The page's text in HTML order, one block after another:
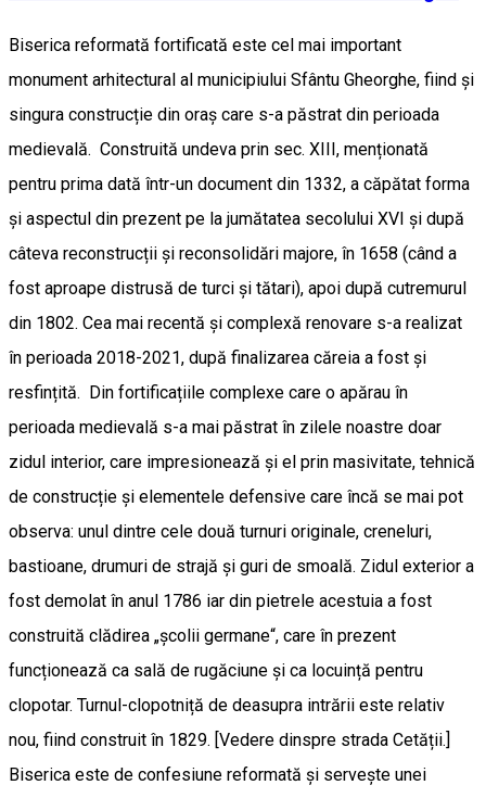
Biserica reformată fortificată este cel mai important
monument arhitectural al municipiului Sfântu Gheorghe, fiind și
singura construcție din oraș care s-a păstrat din perioada
medievală. Construită undeva prin sec. XIII, menționată
pentru prima dată într-un document din 1332, a căpătat forma
și aspectul din prezent pe la jumătatea secolului XVI și după
câteva reconstrucții și reconsolidări majore, în 1658 (când a
fost aproape distrusă de turci și tătari), apoi după cutremurul
din 1802. Cea mai recentă și complexă renovare s-a realizat
în perioada 2018-2021, după finalizarea căreia a fost și
resfințită. Din fortificațiile complexe care o apărau în
perioada medievală s-a mai păstrat în zilele noastre doar
zidul interior, care impresionează și el prin masivitate, tehnică
de construcție și elementele defensive care încă se mai pot
observa: unul dintre cele două turnuri originale, creneluri,
bastioane, drumuri de strajă și guri de smoală. Zidul exterior a
fost demolat în anul 1786 iar din pietrele acestuia a fost
construită clădirea „școlii germane“, care în prezent
funcționează ca sală de rugăciune și ca locuință pentru
clopotar. Turnul-clopotniță de deasupra intrării este relativ
nou, fiind construit în 1829. [Vedere dinspre strada Cetății.]
Biserica este de confesiune reformată și servește unei